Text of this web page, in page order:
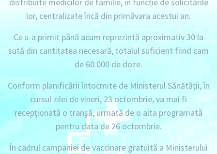
lor, centralizate încă din primăvara acestui an.
Ce s-a primit până acum reprezintă aproximativ 30 la
sută din cantitatea necesară, totalul suficient fiind cam
de 60.000 de doze.
Conform planificării întocmite de Ministerul Sănătății, în
cursul zilei de vineri, 23 octombrie, va mai fi
recepționată o tranșă, urmată de o alta programată
pentru data de 26 octombrie.
În cadrul campaniei de vaccinare gratuită a Ministerului